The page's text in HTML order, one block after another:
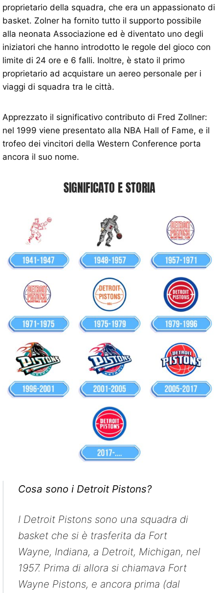
proprietario della squadra, che era un appassionato di
basket. Zolner ha fornito tutto il supporto possibile
alla neonata Associazione ed è diventato uno degli
iniziatori che hanno introdotto le regole del gioco con
limite di 24 ore e 6 falli. Inoltre, è stato il primo
proprietario ad acquistare un aereo personale per i
viaggi di squadra tra le città.
Apprezzato il significativo contributo di Fred Zollner:
nel 1999 viene presentato alla NBA Hall of Fame, e il
trofeo dei vincitori della Western Conference porta
ancora il suo nome.
SIGNIFICATO E STORIA
Cosa sono i Detroit Pistons?
I Detroit Pistons sono una squadra di
basket che si è trasferita da Fort
Wayne, Indiana, a Detroit, Michigan, nel
1957. Prima di allora si chiamava Fort
Wayne Pistons, e ancora prima (dal